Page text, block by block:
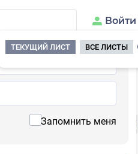
Войти
Запомнить меня
ТЕКУЩИЙ ЛИСТ
ВСЕ ЛИСТЫ